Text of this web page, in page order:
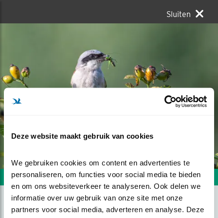
Deze website maakt gebruik van cookies
We gebruiken cookies om content en advertenties te
personaliseren, om functies voor social media te bieden
en om ons websiteverkeer te analyseren. Ook delen we
informatie over uw gebruik van onze site met onze
partners voor social media, adverteren en analyse. Deze
Sluiten
Volgende foto Vorige foto